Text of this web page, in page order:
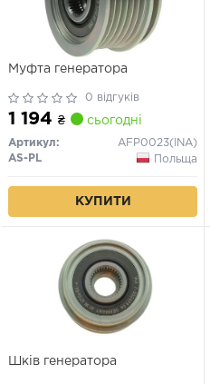
Муфта генератора
0 відгуків
1 194 ₴ сьогодні
Артикул:
AFP0023(INA)
AS-PL
Польща
КУПИТИ
Шків генератора